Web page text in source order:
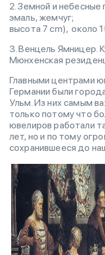
2. Земной и небесные
эмаль, жемчуг;
высота 7 cm), около
3. Венцель Ямницер.
Мюнхенская
Главными центрами
Германии были
Ульм. Из них самым
только потому что
ювелиров работали
лет, но и по тому
сохранившееся до